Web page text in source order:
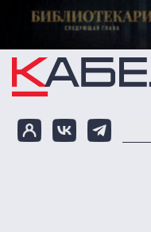
Перейти к основному